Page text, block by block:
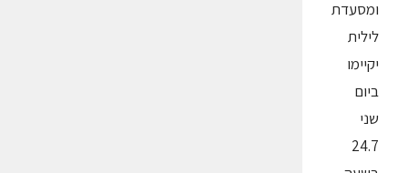
ומסעדת
לילית
יקיימו
ביום
שני
24.7